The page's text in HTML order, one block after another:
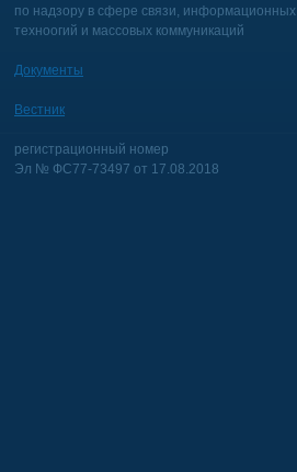
по надзору в сфере связи, информационных
техноогий и массовых коммуникаций
Документы
Вестник
регистрационный номер
Эл № ФС77-73497 от 17.08.2018